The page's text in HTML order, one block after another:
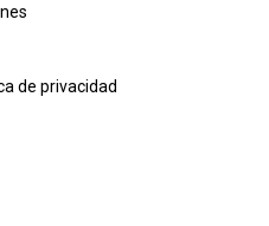
de privacidad